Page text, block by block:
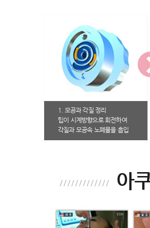
1. 모공과 각질 정리
팁이 시계방향으로 회전하여
각질과 모공속 노폐물을 흡입
아